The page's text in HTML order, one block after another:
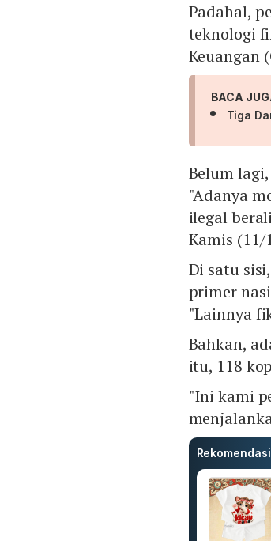
Padahal,
teknologi
Keuangan
BACA
Tiga
Belum
"Adanya
ilegal
Kamis (11/
Di satu
primer
"Lainnya
Bahkan,
itu, 118
"Ini kami